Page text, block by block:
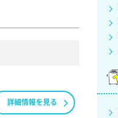
詳細情報を見る